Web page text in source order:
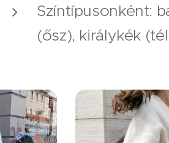
Színtípusonként:
(ősz), királykék